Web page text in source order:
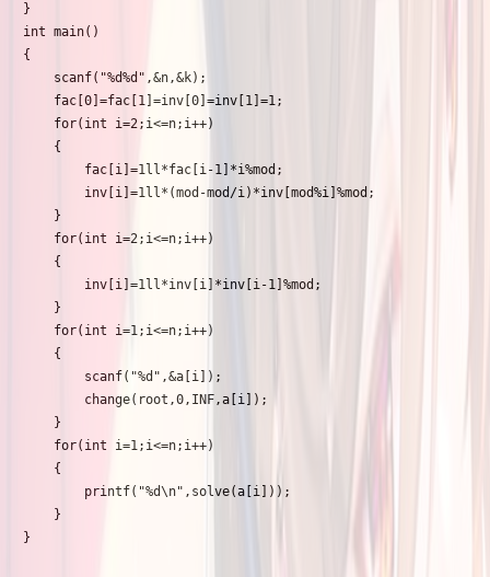
}
int main()
{
    scanf("%d%d",&n,&k);
    fac[0]=fac[1]=inv[0]=inv[1]=1;
    for(int i=2;i<=n;i++)
    {
        fac[i]=1ll*fac[i-1]*i%mod;
        inv[i]=1ll*(mod-mod/i)*inv[mod%i]%mod;
    }
    for(int i=2;i<=n;i++)
    {
        inv[i]=1ll*inv[i]*inv[i-1]%mod;
    }
    for(int i=1;i<=n;i++)
    {
        scanf("%d",&a[i]);
        change(root,0,INF,a[i]);
    }
    for(int i=1;i<=n;i++)
    {
        printf("%d\n",solve(a[i]));
    }
}